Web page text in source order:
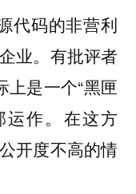
代码的非营利
业。有批评者
上是一个“黑匣
运作。在这方
开度不高的情